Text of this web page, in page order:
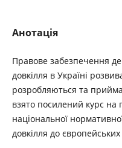
Анотація
Правове забезпечення
довкілля в Україні
розробляються та
взято посилений курс
національної
довкілля до європейських